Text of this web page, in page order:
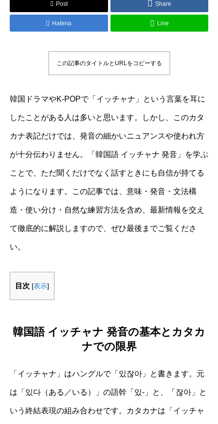
Post Share
Hatena Line
この記事のタイトルとURLをコピーする
韓国ドラマやK-POPで「イッチャナ」という言葉を耳に
したことがある人は多いと思います。しかし、このカタ
カナ表記だけでは、発音の細かいニュアンスや使われ方
が十分伝わりません。「韓国語 イッチャナ 発音」を学ぶ
ことで、ただ聞くだけでなく話すときにも自信が持てる
ようになります。この記事では、意味・発音・文法構
造・使い分け・自然な練習方法を含め、最新情報を交え
て徹底的に解説しますので、ぜひ最後までご覧くださ
い。
目次 [表示]
韓国語 イッチャナ 発音の基本とカタカ
ナでの限界
「イッチャナ」はハングルで「있잖아」と書きます。元
は「있다（ある／いる）」の語幹「있-」と、「잖아」と
いう終結表現の組み合わせです。カタカナは「イッチャ